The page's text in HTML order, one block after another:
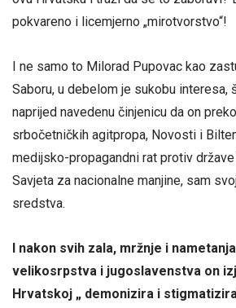
pokvareno i licemjerno „mirotvorstvo“!
I ne samo to Milorad Pupovac kao
Saboru, u debelom je sukobu interesa,
naprijed navedenu činjenicu da on
srbočetničkih agitpropa, Novosti i
medijsko-propagandni rat protiv
Savjeta za nacionalne manjine, sam
sredstva.
I nakon svih zala, mržnje i
velikosrpstva i jugoslavenstva on
Hrvatskoj „ demonizira i